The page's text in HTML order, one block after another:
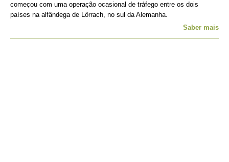
começou com uma operação ocasional de tráfego entre os dois
países na alfândega de Lörrach, no sul da Alemanha.
Saber mais